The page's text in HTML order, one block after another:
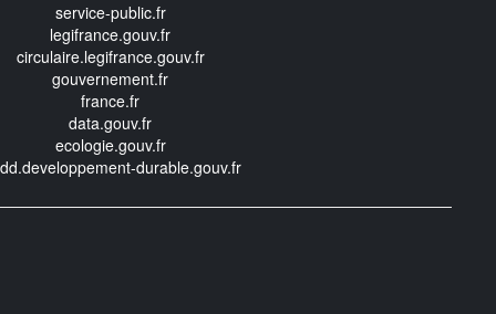
service-public.fr
legifrance.gouv.fr
circulaire.legifrance.gouv.fr
gouvernement.fr
france.fr
data.gouv.fr
ecologie.gouv.fr
durable.gouv.fr